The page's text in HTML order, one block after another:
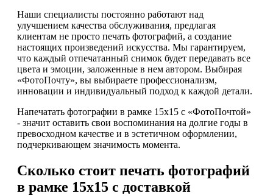
Наши специалисты постоянно работают над
улучшением качества обслуживания, предлагая
клиентам не просто печать фотографий, а создание
настоящих произведений искусства. Мы гарантируем,
что каждый отпечатанный снимок будет передавать все
цвета и эмоции, заложенные в нем автором. Выбирая
«ФотоПочту», вы выбираете профессионализм,
инновации и индивидуальный подход к каждой детали.
Напечатать фотографии в рамке 15х15 с «ФотоПочтой»
- значит оставить свои воспоминания на долгие годы в
превосходном качестве и в эстетичном оформлении,
подчеркивающем значимость момента.
Сколько стоит печать фотографий
в рамке 15х15 с доставкой